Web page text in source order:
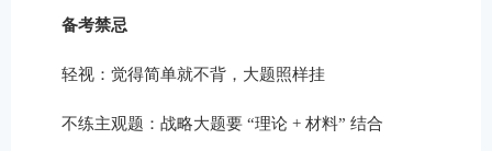
备考禁忌
轻视：觉得简单就不背，大题照样挂
不练主观题：战略大题要 “理论 + 材料” 结合